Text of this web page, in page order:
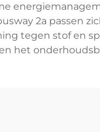
2a passen
tegen stof en
het